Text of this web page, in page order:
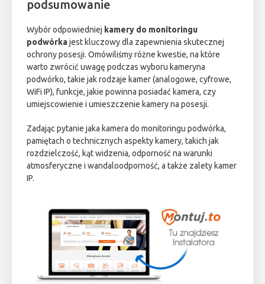
podsumowanie
Wybór odpowiedniej kamery do monitoringu
podwórkajest kluczowy dla zapewnienia skutecznej
ochrony posesji. Omówiliśmy różne kwestie, na które
warto zwrócić uwagę podczas wyboru kameryna
podwórko, takie jak rodzaje kamer (analogowe, cyfrowe,
WiFi IP), funkcje, jakie powinna posiadać kamera, czy
umiejscowienie i umieszczenie kamery na posesji.
Zadając pytanie jaka kamera do monitoringu podwórka,
pamiętach o technicznych aspekty kamery, takich jak
rozdzielczość, kąt widzenia, odporność na warunki
atmosferyczne i wandaloodporność, a także zalety kamer
IP.